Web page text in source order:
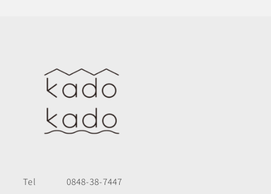
Tel
0848-38-7447